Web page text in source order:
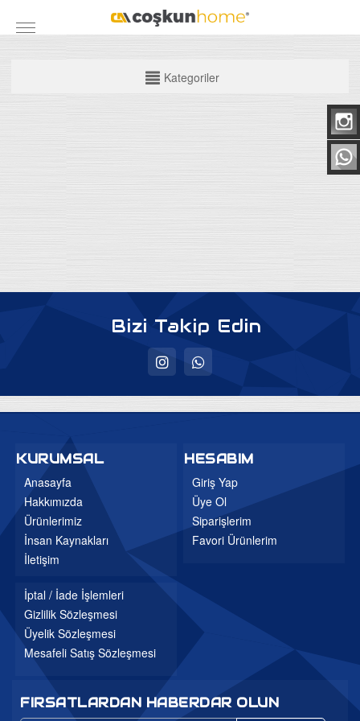
Baza Başlıkları
Ev Tekstili
Bebek Odaları
Genç Odaları
Bahçe Mobilyaları
Düğün Paketleri
3'lü Setler
Mutfak Masa ve Sandalye
Kategoriler
Bizi Takip Edin
KURUMSAL
Anasayfa
Hakkımızda
Ürünlerimiz
İnsan Kaynakları
İletişim
HESABIM
Giriş Yap
Üye Ol
Siparişlerim
Favori Ürünlerim
İptal / İade İşlemleri
Gizlilik Sözleşmesi
Üyelik Sözleşmesi
Mesafeli Satış Sözleşmesi
FIRSATLARDAN HABERDAR OLUN